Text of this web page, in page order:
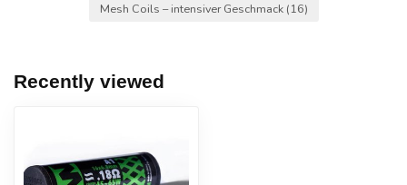
Mesh Coils – intensiver Geschmack (16)
Recently viewed